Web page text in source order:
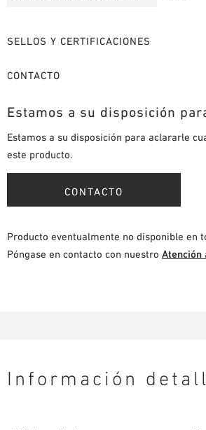
SELLOS Y CERTIFICACIONES
CONTACTO
Estamos a su disposición
Estamos a su disposición para aclararle
este producto.
CONTACTO
Producto eventualmente no disponible en
Póngase en contacto con nuestro Atención
Información